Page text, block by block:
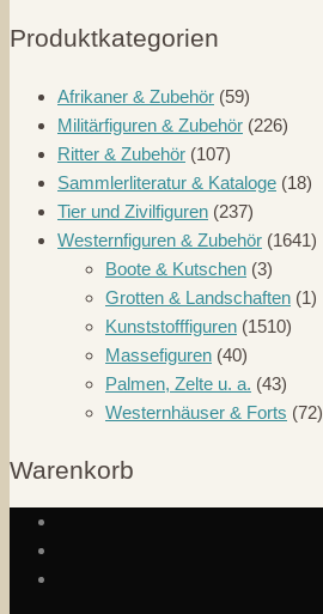
Produktkategorien
Afrikaner & Zubehör (59)
Militärfiguren & Zubehör (226)
Ritter & Zubehör (107)
Sammlerliteratur & Kataloge (18)
Tier und Zivilfiguren (237)
Westernfiguren & Zubehör (1641)
Boote & Kutschen (3)
Grotten & Landschaften (1)
Kunststofffiguren (1510)
Massefiguren (40)
Palmen, Zelte u. a. (43)
Westernhäuser & Forts (72)
Warenkorb